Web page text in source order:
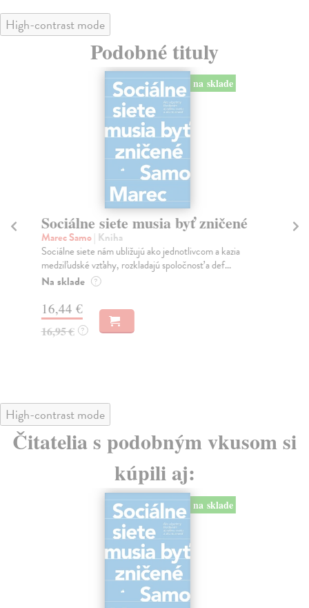
High-contrast mode
Podobné tituly
na sklade
Sociálne siete musia byť zničené
Marec Samo| Kniha
Sociálne siete nám ubližujú ako jednotlivcom a kazia
medziľudské vzťahy, rozkladajú spoločnosť a def...
Na sklade ?
16,44 €
16,95 € ?
High-contrast mode
Čitatelia s podobným vkusom si
kúpili aj:
na sklade